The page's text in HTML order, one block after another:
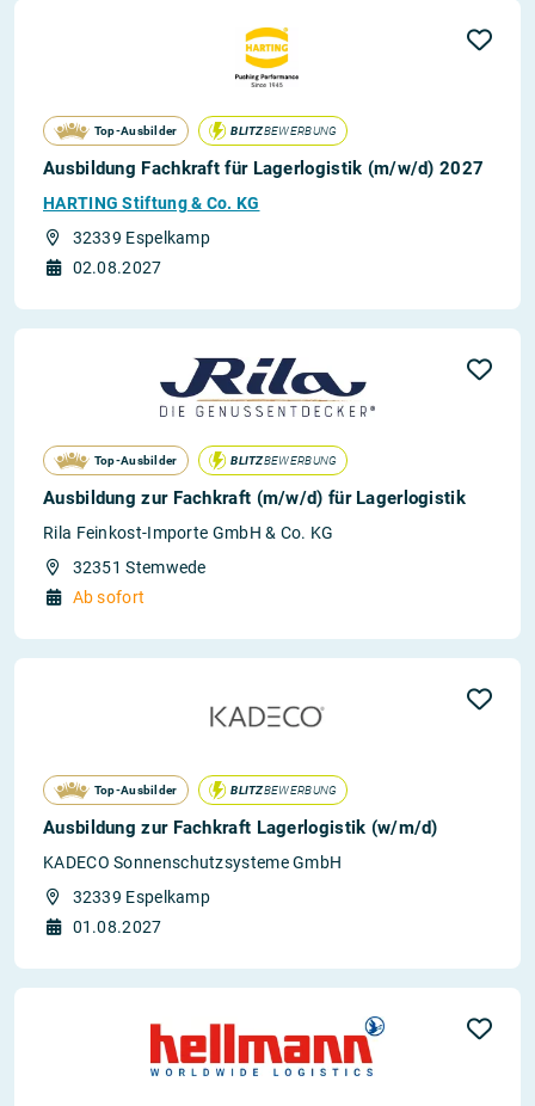
Top-Ausbilder BLITZBEWERBUNG
Ausbildung Fachkraft für Lagerlogistik (m/w/d) 2027
HARTING Stiftung & Co. KG
32339 Espelkamp
02.08.2027
Top-Ausbilder BLITZBEWERBUNG
Ausbildung zur Fachkraft (m/w/d) für Lagerlogistik
Rila Feinkost-Importe GmbH & Co. KG
32351 Stemwede
Ab sofort
Top-Ausbilder BLITZBEWERBUNG
Ausbildung zur Fachkraft Lagerlogistik (w/m/d)
KADECO Sonnenschutzsysteme GmbH
32339 Espelkamp
01.08.2027